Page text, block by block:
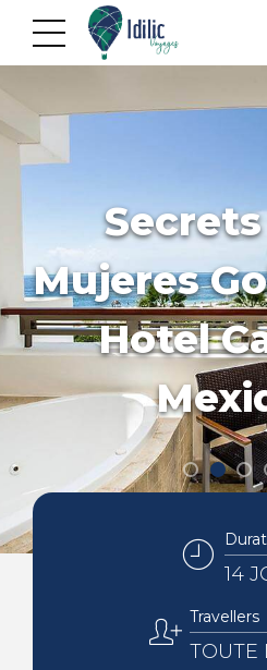
Mujeres
Hotel
14
Travellers
TOUTE